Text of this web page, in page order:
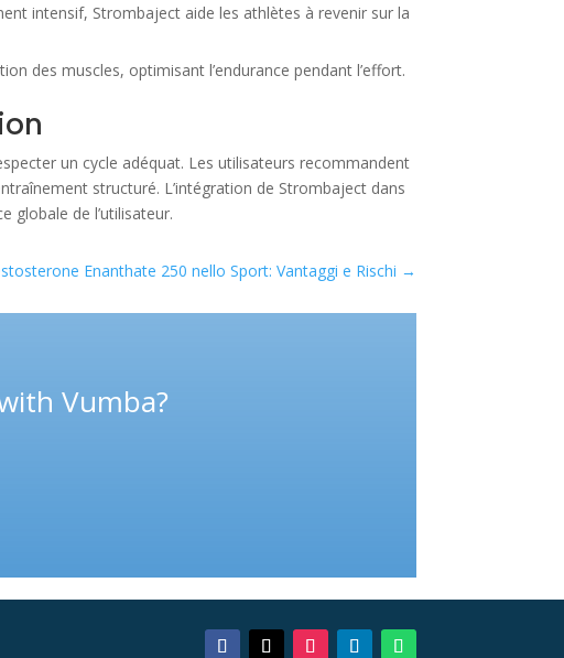
intensif, Strombaject aide les athlètes à revenir sur la
des muscles, optimisant l’endurance pendant l’effort.
un cycle adéquat. Les utilisateurs recommandent
structuré. L’intégration de Strombaject dans
globale de l’utilisateur.
Enanthate 250 nello Sport: Vantaggi e Rischi →
Vumba?